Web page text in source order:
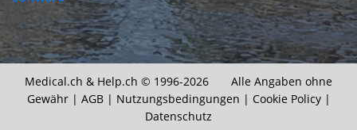
Medical.ch & Help.ch © 1996-2026 Alle Angaben ohne
Gewähr | AGB| Nutzungsbedingungen | Cookie Policy|
Datenschutz